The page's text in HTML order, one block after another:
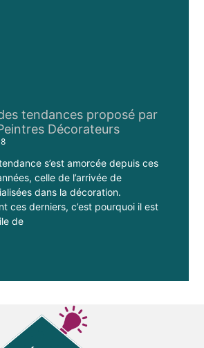
tendances proposé par
Décorateurs
s’est amorcée depuis ces
celle de l’arrivée de
dans la décoration.
ces derniers, c’est pourquoi il est
de